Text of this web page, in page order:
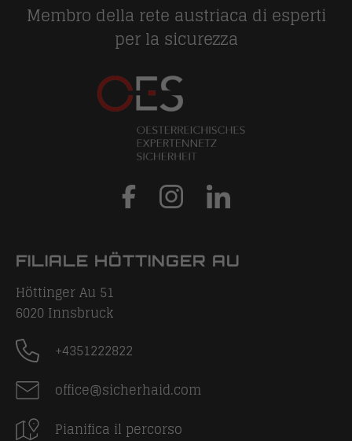
Membro della rete austriaca di esperti
per la sicurezza
FILIALE HÖTTINGER AU
Höttinger Au 51
6020 Innsbruck
+4351222822
office@sicherhaid.com
Pianifica il percorso